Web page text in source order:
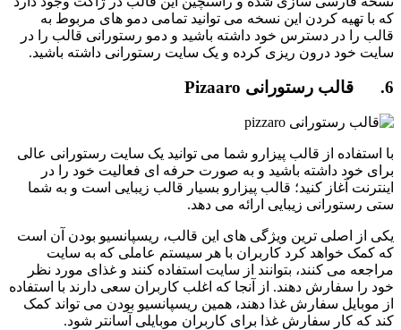
که با تهیه کردن این نسخه می توانید تمامی دمو های مربوط به
قالب را در دسترس خود داشته باشید و دمو رستورانی قالب را در
سایت خود درون ریزی کرده و یک سایت رستورانی داشته باشید.
6. قالب رستورانی Pizaaro
با استفاده از قالب پیزارو شما می توانید یک سایت رستورانی عالی
برای خود داشته باشید و به صورت حرفه ای فعالیت خود را در
اینترنت آغاز کنید؛ قالب پیزارو بسیار قالب زیبایی است و به شما
ستی رستورانی زیبایی ارائه می دهد.
یکی از اصلی ترین ویژگی های این قالب، ریسپانسیو بودن آن است
که کمک خواهد کرد کاربران با هر سیستم عاملی که به سایت
مراجعه می کنند، بتوانند از سایت استفاده کنند و غذای مورد نظر
خود را سفارش دهند. از آنجا که اغلب کاربران سعی دارند با استفاده
از موبایل سفارش غذا دهند، همین ریسپانسیو بودن می تواند کمک
کند که کار سفارش غذا برای کاربران موبایلی آسانتر شود.